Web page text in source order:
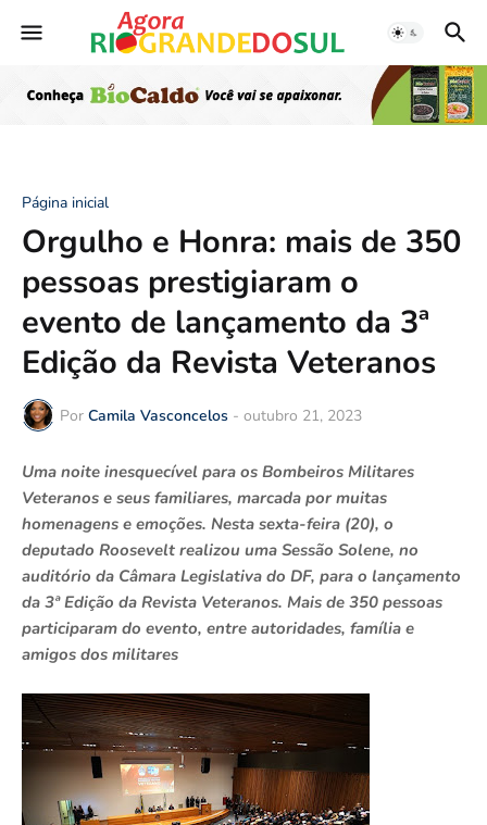
Página inicial
Orgulho e Honra: mais de 350
pessoas prestigiaram o
evento de lançamento da 3ª
Edição da Revista Veteranos
Por Camila Vasconcelos - outubro 21, 2023
Uma noite inesquecível para os Bombeiros Militares
Veteranos e seus familiares, marcada por muitas
homenagens e emoções. Nesta sexta-feira (20), o
deputado Roosevelt realizou uma Sessão Solene, no
auditório da Câmara Legislativa do DF, para o lançamento
da 3ª Edição da Revista Veteranos. Mais de 350 pessoas
participaram do evento, entre autoridades, família e
amigos dos militares